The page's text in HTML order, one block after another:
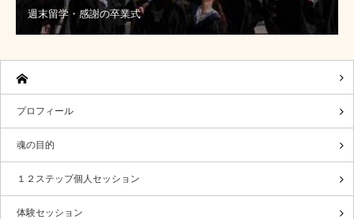
週末留学・感謝の卒業式
プロフィール
魂の目的
１２ステップ個人セッション
体験セッション